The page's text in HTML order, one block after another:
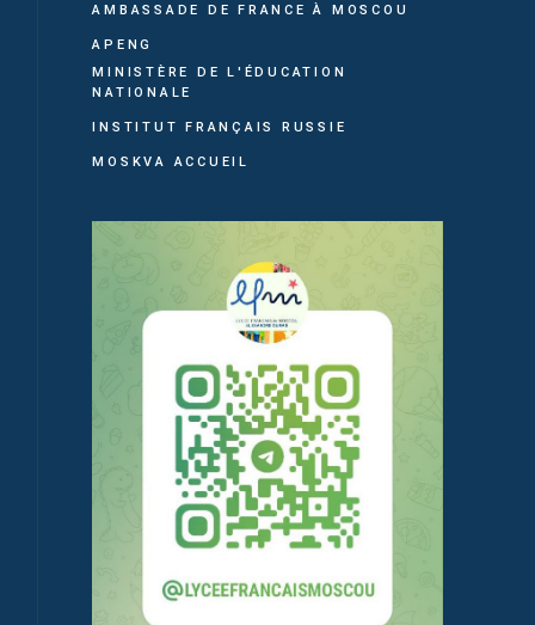
AMBASSADE DE FRANCE À MOSCOU
APENG
MINISTÈRE DE L'ÉDUCATION
NATIONALE
INSTITUT FRANÇAIS RUSSIE
MOSKVA ACCUEIL